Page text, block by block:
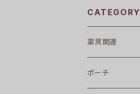
CATEGORY
薬莢関連
ポーチ